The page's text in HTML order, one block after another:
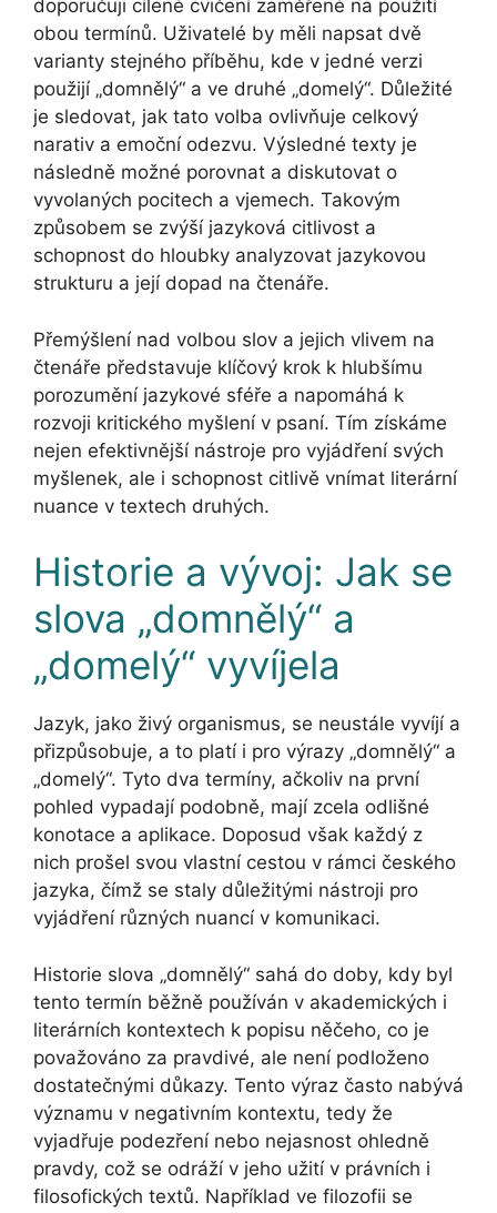
doporučuji cílené cvičení zaměřené na použití
obou termínů. Uživatelé by měli napsat dvě
varianty stejného příběhu, kde v jedné verzi
použijí „domnělý“ a ve druhé „domelý“. Důležité
je sledovat, jak tato volba ovlivňuje celkový
narativ a emoční odezvu. Výsledné texty je
následně možné porovnat a diskutovat o
vyvolaných pocitech a vjemech. Takovým
způsobem se zvýší jazyková citlivost a
schopnost do hloubky analyzovat jazykovou
strukturu a její dopad na čtenáře.
Přemýšlení nad volbou slov a jejich vlivem na
čtenáře představuje klíčový krok k hlubšímu
porozumění jazykové sféře a napomáhá k
rozvoji kritického myšlení v psaní. Tím získáme
nejen efektivnější nástroje pro vyjádření svých
myšlenek, ale i schopnost citlivě vnímat literární
nuance v textech druhých.
Historie a vývoj: Jak se
slova „domnělý“ a
„domelý“ vyvíjela
Jazyk, jako živý organismus, se neustále vyvíjí a
přizpůsobuje, a to platí i pro výrazy „domnělý“ a
„domelý“. Tyto dva termíny, ačkoliv na první
pohled vypadají podobně, mají zcela odlišné
konotace a aplikace. Doposud však každý z
nich prošel svou vlastní cestou v rámci českého
jazyka, čímž se staly důležitými nástroji pro
vyjádření různých nuancí v komunikaci.
Historie slova „domnělý“ sahá do doby, kdy byl
tento termín běžně používán v akademických i
literárních kontextech k popisu něčeho, co je
považováno za pravdivé, ale není podloženo
dostatečnými důkazy. Tento výraz často nabývá
významu v negativním kontextu, tedy že
vyjadřuje podezření nebo nejasnost ohledně
pravdy, což se odráží v jeho užití v právních i
filosofických textů. Například ve filozofii se